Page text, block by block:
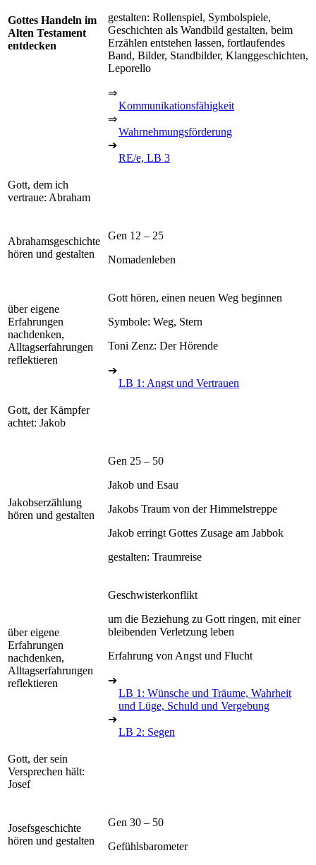
Gottes Handeln im
Alten Testament
entdecken
gestalten: Rollenspiel, Symbolspiele,
Geschichten als Wandbild gestalten, beim
Erzählen entstehen lassen, fortlaufendes
Band, Bilder, Standbilder, Klanggeschichten,
Leporello
⇒
Kommunikationsfähigkeit
⇒
Wahrnehmungsförderung
➔
RE/e, LB 3
Gott, dem ich
vertraue: Abraham
Abrahamsgeschichte
hören und gestalten
Gen 12 – 25
Nomadenleben
über eigene
Erfahrungen
nachdenken,
Alltagserfahrungen
reflektieren
Gott hören, einen neuen Weg beginnen
Symbole: Weg, Stern
Toni Zenz: Der Hörende
➔
LB 1: Angst und Vertrauen
Gott, der Kämpfer
achtet: Jakob
Jakobserzählung
hören und gestalten
Gen 25 – 50
Jakob und Esau
Jakobs Traum von der Himmelstreppe
Jakob erringt Gottes Zusage am Jabbok
gestalten: Traumreise
über eigene
Erfahrungen
nachdenken,
Alltagserfahrungen
reflektieren
Geschwisterkonflikt
um die Beziehung zu Gott ringen, mit einer
bleibenden Verletzung leben
Erfahrung von Angst und Flucht
➔
LB 1: Wünsche und Träume, Wahrheit
und Lüge, Schuld und Vergebung
➔
LB 2: Segen
Gott, der sein
Versprechen hält:
Josef
Josefsgeschichte
hören und gestalten
Gen 30 – 50
Gefühlsbarometer